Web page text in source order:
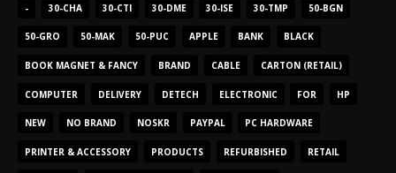
- 30-CHA 30-CTI 30-DME 30-ISE 30-TMP 50-BGN
50-GRO 50-MAK 50-PUC APPLE BANK BLACK
BOOK MAGNET & FANCY BRAND CABLE CARTON (RETAIL)
COMPUTER DELIVERY DETECH ELECTRONIC FOR HP
NEW NO BRAND NOSKR PAYPAL PC HARDWARE
PRINTER & ACCESSORY PRODUCTS REFURBISHED RETAIL